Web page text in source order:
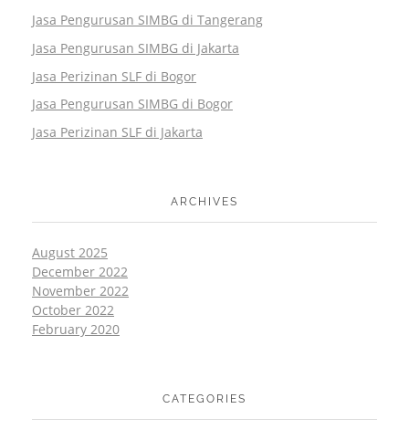
Jasa Pengurusan SIMBG di Tangerang
Jasa Pengurusan SIMBG di Jakarta
Jasa Perizinan SLF di Bogor
Jasa Pengurusan SIMBG di Bogor
Jasa Perizinan SLF di Jakarta
ARCHIVES
August 2025
December 2022
November 2022
October 2022
February 2020
CATEGORIES